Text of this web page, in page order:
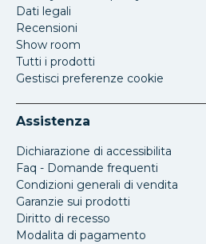
Dati legali
Recensioni
Show room
Tutti i prodotti
Gestisci preferenze cookie
Assistenza
Dichiarazione di accessibilita
Faq - Domande frequenti
Condizioni generali di vendita
Garanzie sui prodotti
Diritto di recesso
Modalita di pagamento